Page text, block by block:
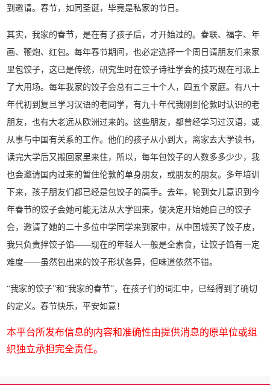
到邀请。春节，如同圣诞，毕竟是私家的节日。
其实，我家的春节，是在有了孩子后，才开始过的。春联、福字、年
画、鞭炮、红包。每年春节期间，也必定选择一个周日请朋友们来家
里包饺子，这已是传统，研究生时在饺子诗社学会的技巧现在可派上
了大用场。每年我家的饺子会总有二三十个人，四五个家庭。有八十
年代初到复旦学习汉语的老同学，有九十年代我刚到伦敦时认识的老
朋友，也有大老远从欧洲过来的。这些朋友，都曾经学习过汉语，或
从事与中国有关系的工作。他们的孩子从小到大，离家去大学读书，
读完大学后又搬回家里来住，所以，每年包饺子的人数多多少少，我
也会邀请国内过来的暂住伦敦的单身朋友，或朋友的朋友。多年培训
下来，孩子朋友们都已经是包饺子的高手。去年，轮到女儿意识到今
年春节的饺子会她可能无法从大学回来，便决定开始她自己的饺子
会，邀请了她的二十多位中学同学来到家中，从中国城买了饺子皮，
我只负责拌饺子馅——现在的年轻人一般是全素食，让饺子馅有一定
难度——虽然包出来的饺子形状各异，但味道依然不错。
“我家的饺子”和“我家的春节”，在孩子们的词汇中，已经得到了确切
的定义。春节快乐，平安如意！
本平台所发布信息的内容和准确性由提供消息的原单位或组
织独立承担完全责任。